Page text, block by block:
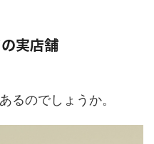
実店舗
るのでしょうか。